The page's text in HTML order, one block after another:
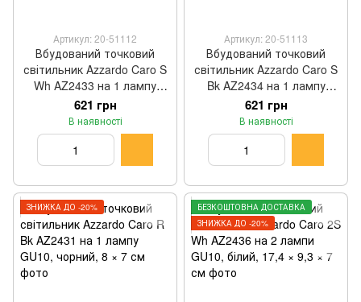
Артикул: 20-51112
Вбудований точковий
світильник Azzardo Caro S
Wh AZ2433 на 1 лампу
GU10, білий, 9,3 × 9,3 × 7
см
621 грн
В наявності
Артикул: 20-51113
Вбудований точковий
світильник Azzardo Caro S
Bk AZ2434 на 1 лампу
GU10, чорний, 9,3 × 9,3 × 7
см
621 грн
В наявності
ЗНИЖКА ДО -20%
БЕЗКОШТОВНА ДОСТАВКА
ЗНИЖКА ДО -20%